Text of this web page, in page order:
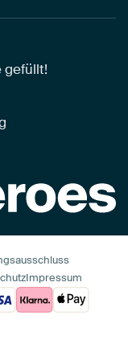
gefüllt!
Impressum